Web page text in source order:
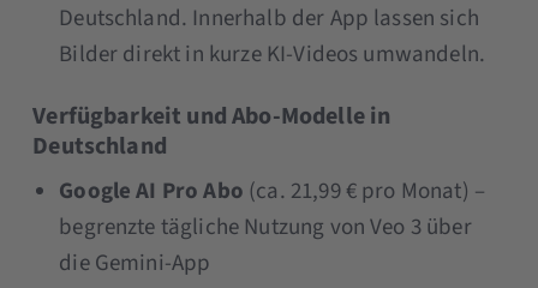
Deutschland. Innerhalb der App lassen sich
Bilder direkt in kurze KI-Videos umwandeln.
Verfügbarkeit und Abo-Modelle in
Deutschland
Google AI Pro Abo (ca. 21,99 € pro Monat) –
begrenzte tägliche Nutzung von Veo 3 über
die Gemini-App